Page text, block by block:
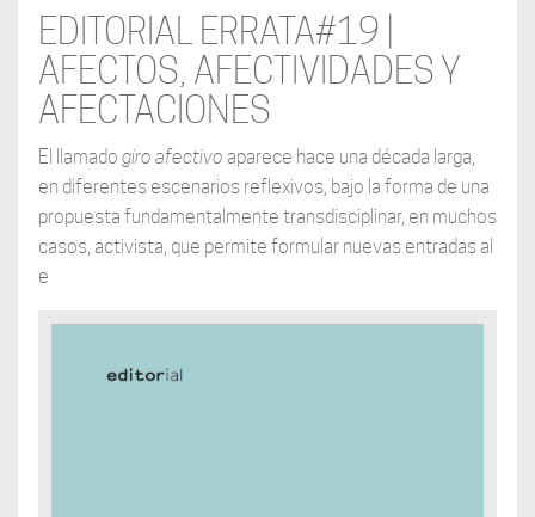
EDITORIAL ERRATA#19 |
AFECTOS, AFECTIVIDADES Y
AFECTACIONES
El llamado giro afectivo aparece hace una década larga,
en diferentes escenarios reflexivos, bajo la forma de una
propuesta fundamentalmente transdisciplinar, en muchos
casos, activista, que permite formular nuevas entradas al
e